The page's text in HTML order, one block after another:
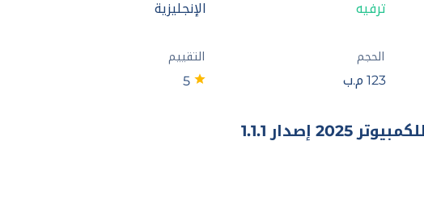
ترفيه الإنجليزية
الحجم
123 م.ب
التقييم
5
1.1.1